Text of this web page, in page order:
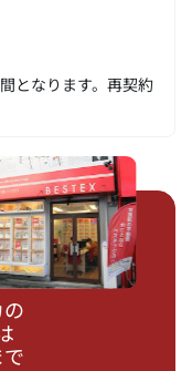
となります。再契約